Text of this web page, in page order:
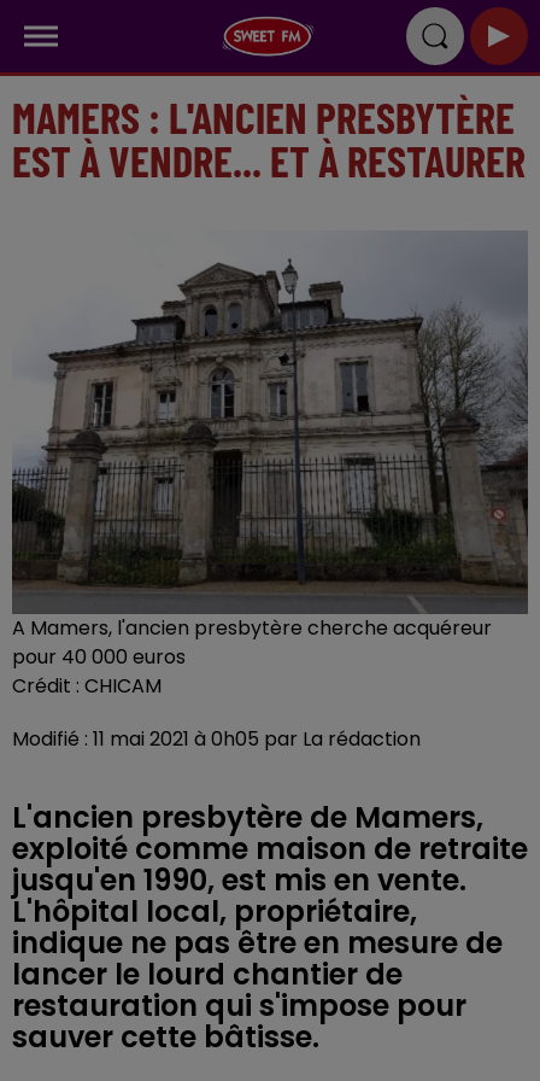
MAMERS : L'ANCIEN PRESBYTÈRE
EST À VENDRE... ET À RESTAURER
A Mamers, l'ancien presbytère cherche acquéreur
pour 40 000 euros
Crédit : CHICAM
Modifié : 11 mai 2021 à 0h05 par La rédaction
L'ancien presbytère de Mamers,
exploité comme maison de retraite
jusqu'en 1990, est mis en vente.
L'hôpital local, propriétaire,
indique ne pas être en mesure de
lancer le lourd chantier de
restauration qui s'impose pour
sauver cette bâtisse.